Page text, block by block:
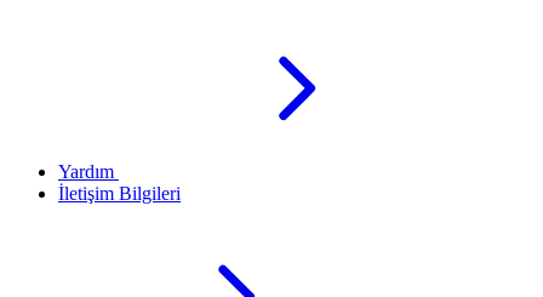
Yardım
İletişim Bilgileri